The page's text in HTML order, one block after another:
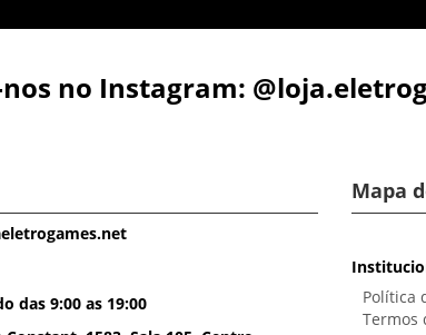
nos no Instagram:
das 9:00 as 19:00
Mapa
Política
Termos